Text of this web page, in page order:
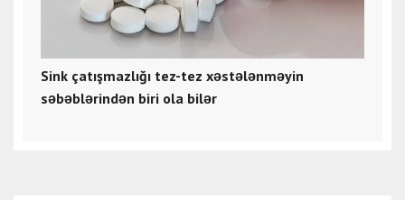
Sink çatışmazlığı tez-tez xəstələnməyin
səbəblərindən biri ola bilər